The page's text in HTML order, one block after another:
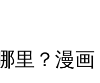
里？漫画